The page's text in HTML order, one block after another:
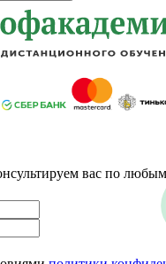
вас по